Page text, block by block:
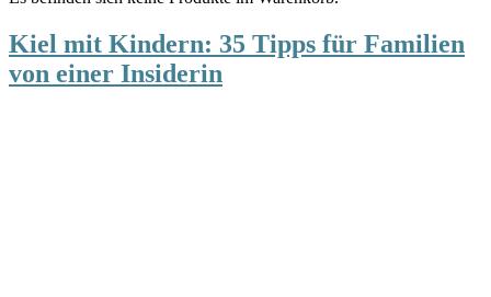
Kiel mit Kindern: 35 Tipps für Familien
von einer Insiderin